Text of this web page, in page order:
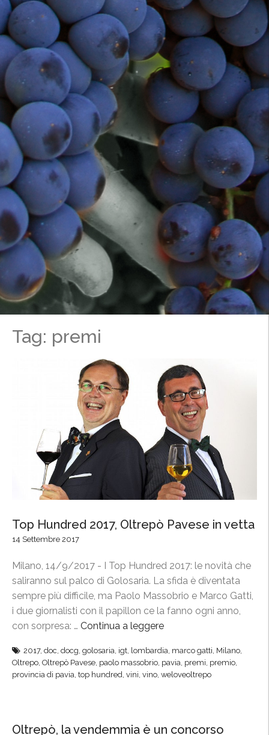
Tag: premi
Top Hundred 2017, Oltrepò Pavese in vetta
14 Settembre 2017
Milano, 14/9/2017 - I Top Hundred 2017: le novità che
saliranno sul palco di Golosaria. La sfida è diventata
sempre più difficile, ma Paolo Massobrio e Marco Gatti,
i due giornalisti con il papillon ce la fanno ogni anno,
con sorpresa: … Continua a leggere
o
p
d
2017, doc, docg, golosaria, igt, lombardia, marco gatti, Milano,
Oltrepo, Oltrepò Pavese, paolo massobrio, pavia, premi, premio,
provincia di pavia, top hundred, vini, vino, weloveoltrepo
Oltrepò, la vendemmia è un concorso